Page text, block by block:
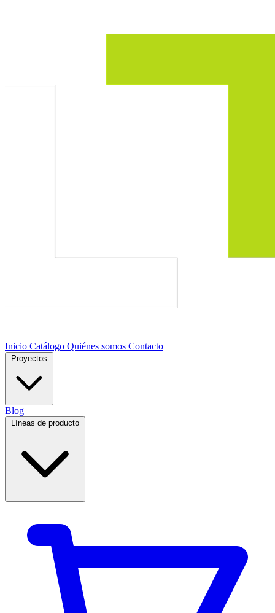
Inicio Catálogo Quiénes somos Contacto
Proyectos
Blog
Líneas de producto